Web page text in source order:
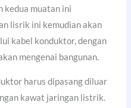
kedua muatan ini
lisrik ini kemudian akan
kabel konduktor, dengan
mengenai bangunan.
harus dipasang diluar
kawat jaringan listrik.